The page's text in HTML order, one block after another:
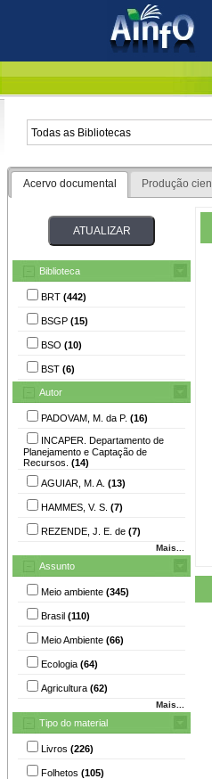
Acervo documental Produção
Biblioteca
BRT (442)
BSGP (15)
BSO (10)
BST (6)
Autor
PADOVAM, M. da P. (16)
INCAPER. Departamento de
Planejamento e Captação de
Recursos. (14)
AGUIAR, M. A. (13)
HAMMES, V. S. (7)
REZENDE, J. E. de (7)
Mais...
Assunto
Meio ambiente (345)
Brasil (110)
Meio Ambiente (66)
Ecologia (64)
Agricultura (62)
Mais...
Tipo do material
Livros (226)
Folhetos (105)